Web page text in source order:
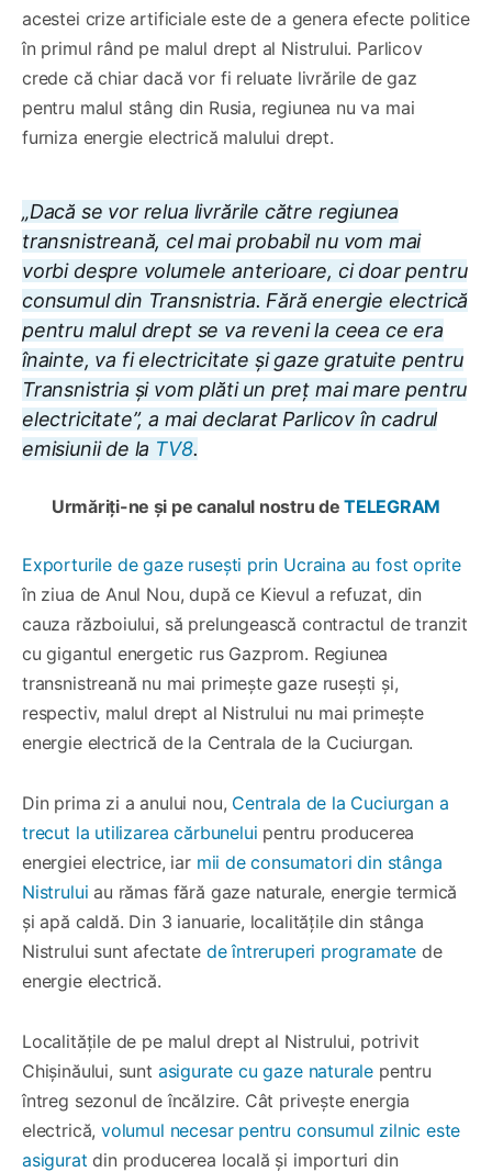
acestei crize artificiale este de a genera efecte politice
în primul rând pe malul drept al Nistrului. Parlicov
crede că chiar dacă vor fi reluate livrările de gaz
pentru malul stâng din Rusia, regiunea nu va mai
furniza energie electrică malului drept.
„Dacă se vor relua livrările către regiunea
transnistreană, cel mai probabil nu vom mai
vorbi despre volumele anterioare, ci doar pentru
consumul din Transnistria. Fără energie electrică
pentru malul drept se va reveni la ceea ce era
înainte, va fi electricitate și gaze gratuite pentru
Transnistria și vom plăti un preț mai mare pentru
electricitate”, a mai declarat Parlicov în cadrul
emisiunii de la TV8.
Urmăriți-ne și pe canalul nostru deTELEGRAM
Exporturile de gaze rusești prin Ucraina au fost oprite
în ziua de Anul Nou, după ce Kievul a refuzat, din
cauza războiului, să prelungească contractul de tranzit
cu gigantul energetic rus Gazprom. Regiunea
transnistreană nu mai primește gaze rusești și,
respectiv, malul drept al Nistrului nu mai primește
energie electrică de la Centrala de la Cuciurgan.
Din prima zi a anului nou, Centrala de la Cuciurgan a
trecut la utilizarea cărbunelui pentru producerea
energiei electrice, iar mii de consumatori din stânga
Nistruluiau rămas fără gaze naturale, energie termică
și apă caldă. Din 3 ianuarie, localitățile din stânga
Nistrului sunt afectate de întreruperi programate de
energie electrică.
Localitățile de pe malul drept al Nistrului, potrivit
Chișinăului, sunt asigurate cu gaze naturale pentru
întreg sezonul de încălzire. Cât privește energia
electrică,volumul necesar pentru consumul zilnic este
asigurat din producerea locală și importuri din